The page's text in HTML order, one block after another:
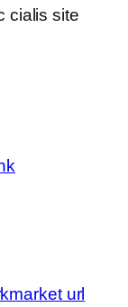
cialis site
url